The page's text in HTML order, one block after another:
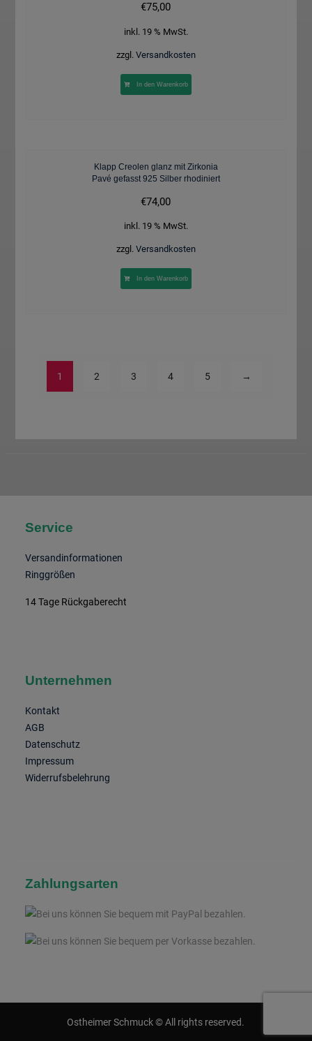
€75,00
inkl. 19 % MwSt.
zzgl. Versandkosten
In den Warenkorb
Klapp Creolen glanz mit Zirkonia
Pavé gefasst 925 Silber rhodiniert
€74,00
inkl. 19 % MwSt.
zzgl. Versandkosten
In den Warenkorb
1 2 3 4 5 →
Service
Versandinformationen
Ringgrößen
14 Tage Rückgaberecht
Unternehmen
Kontakt
AGB
Datenschutz
Impressum
Widerrufsbelehrung
Zahlungsarten
Ostheimer Schmuck © All rights reserved.